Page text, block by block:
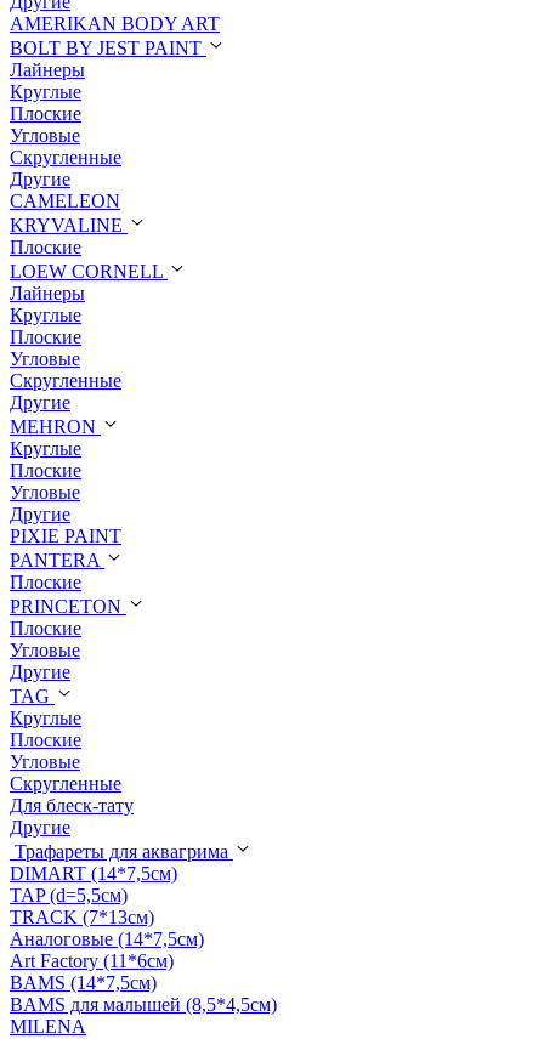
AMERIKAN BODY ART
BOLT BY JEST PAINT
Лайнеры
Круглые
Плоские
Угловые
Скругленные
Другие
CAMELEON
KRYVALINE
Плоские
LOEW CORNELL
Лайнеры
Круглые
Плоские
Угловые
Скругленные
Другие
MEHRON
Круглые
Плоские
Угловые
Другие
PIXIE PAINT
PANTERA
Плоские
PRINCETON
Плоские
Угловые
Другие
TAG
Круглые
Плоские
Угловые
Скругленные
Для блеск-тату
Другие
Трафареты для аквагрима
DIMART (14*7,5см)
TAP (d=5,5см)
TRACK (7*13см)
Аналоговые (14*7,5см)
Art Factory (11*6см)
BAMS (14*7,5см)
BAMS для малышей (8,5*4,5см)
MILENA